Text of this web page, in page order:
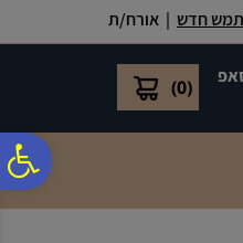
חדש | אורח/ת
(
0
)